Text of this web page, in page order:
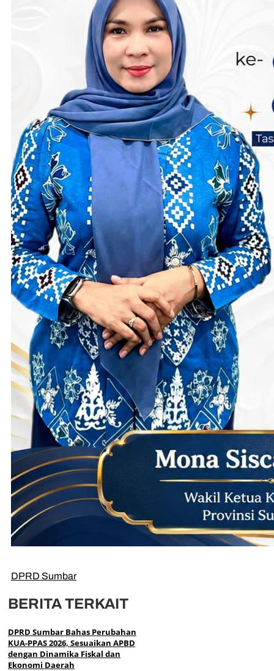
DPRD Sumbar
BERITA TERKAIT
DPRD Sumbar Bahas Perubahan
KUA-PPAS 2026, Sesuaikan APBD
dengan Dinamika Fiskal dan
Ekonomi Daerah